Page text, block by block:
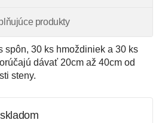
produkty
spôn, 30 ks hmoždiniek a 30 ks
dávať 20cm až 40cm od
steny.